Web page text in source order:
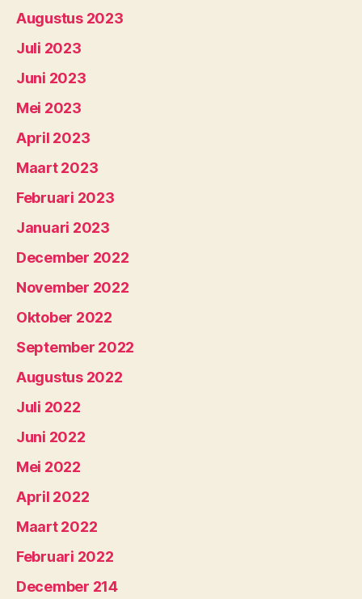
Augustus 2023
Juli 2023
Juni 2023
Mei 2023
April 2023
Maart 2023
Februari 2023
Januari 2023
December 2022
November 2022
Oktober 2022
September 2022
Augustus 2022
Juli 2022
Juni 2022
Mei 2022
April 2022
Maart 2022
Februari 2022
December 214